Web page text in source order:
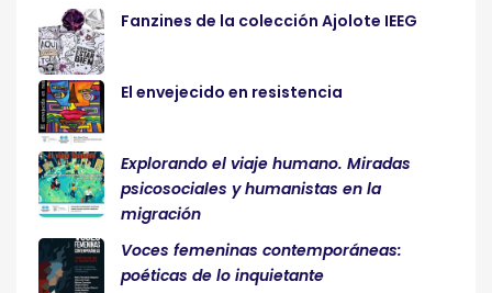
Fanzines de la colección Ajolote IEEG
El envejecido en resistencia
Explorando el viaje humano. Miradas
psicosociales y humanistas en la
migración
Voces femeninas contemporáneas:
poéticas de lo inquietante